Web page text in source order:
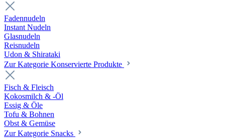
Fadennudeln
Instant Nudeln
Glasnudeln
Reisnudeln
Udon & Shirataki
Zur Kategorie Konservierte Produkte
Fisch & Fleisch
Kokosmilch & -Öl
Essig & Öle
Tofu & Bohnen
Obst & Gemüse
Zur Kategorie Snacks